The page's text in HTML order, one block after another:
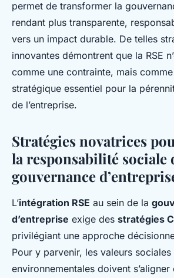
permet de transformer la
rendant plus transparente,
vers un impact durable. De telles
innovantes démontrent que la RSE
comme une contrainte, mais
stratégique essentiel pour la
de l’entreprise.
Stratégies novatrices
la responsabilité sociale
gouvernance
L’intégration RSE au sein de la
d’entreprise exige des stratégies
privilégiant une approche
Pour y parvenir, les valeurs sociales
environnementales doivent